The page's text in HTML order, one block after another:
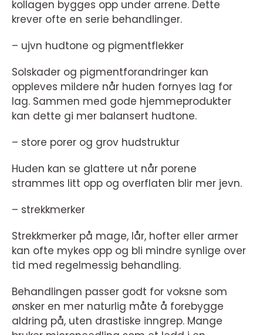
kollagen bygges opp under arrene. Dette
krever ofte en serie behandlinger.
– ujvn hudtone og pigmentflekker
Solskader og pigmentforandringer kan
oppleves mildere når huden fornyes lag for
lag. Sammen med gode hjemmeprodukter
kan dette gi mer balansert hudtone.
– store porer og grov hudstruktur
Huden kan se glattere ut når porene
strammes litt opp og overflaten blir mer jevn.
– strekkmerker
Strekkmerker på mage, lår, hofter eller armer
kan ofte mykes opp og bli mindre synlige over
tid med regelmessig behandling.
Behandlingen passer godt for voksne som
ønsker en mer naturlig måte å forebygge
aldring på, uten drastiske inngrep. Mange